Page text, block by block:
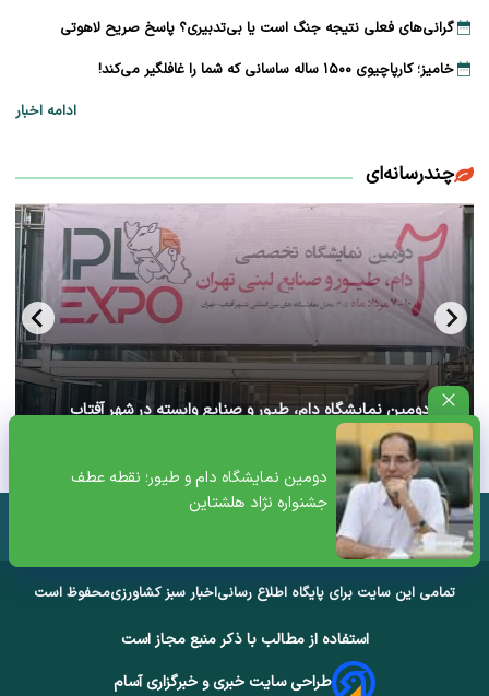
دومین نمایشگاه دام و طیور؛ نقطه عطف
جشنواره نژاد هلشتاین
گرانی‌های فعلی نتیجه جنگ است یا بی‌تدبیری؟ پاسخ صریح لاهوتی
خامیز؛ کارپاچیوی ۱۵۰۰ ساله ساسانی که شما را غافلگیر می‌کند!
ادامه اخبار
چندرسانه‌ای
آغاز دومین نمایشگاه دام، طیور و صنایع وابسته در شهر آفتاب
تهران+ ویدئو
تمامی این سایت برای پایگاه اطلاع رسانیاخبار سبز کشاورزیمحفوظ است
استفاده از مطالب با ذکر منبع مجاز است
طراحی سایت خبری و خبرگزاری آسام